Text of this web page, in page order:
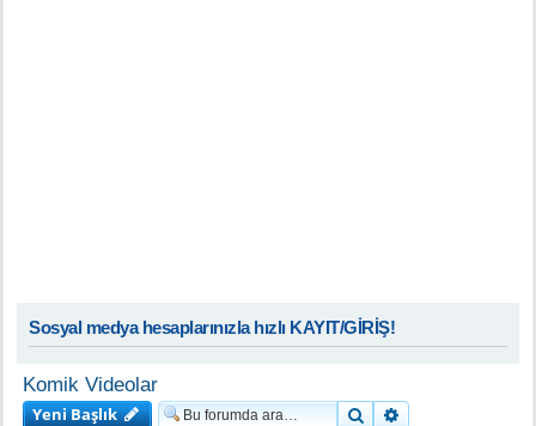
Sosyal medya hesaplarınızla hızlı KAYIT/GİRİŞ!
Komik Videolar
Yeni Başlık
Ara